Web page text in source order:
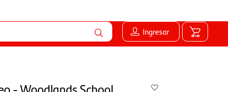
Ingresar